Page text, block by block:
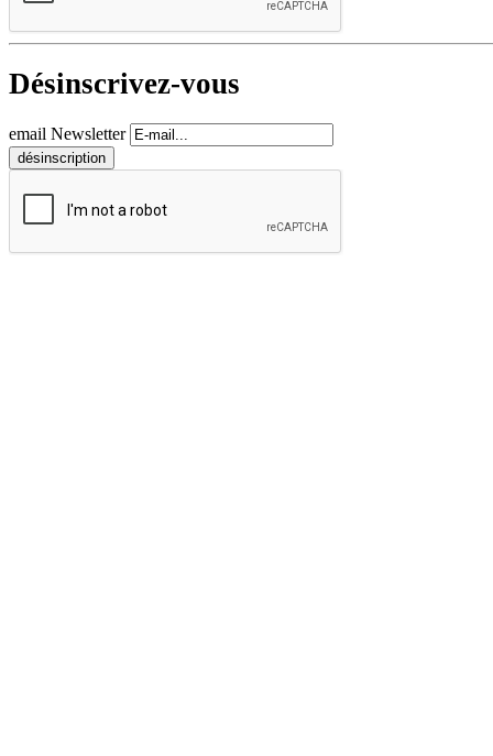
Désinscrivez-vous
email Newsletter